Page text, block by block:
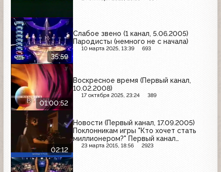
35:59
Слабое звено (1 канал, 5.06.2005)
Пародисты (немного не с начала)
10 марта 2025, 13:39 693
01:00:52
Воскресное время (Первый канал,
10.02.2008)
17 октября 2025, 23:24 389
02:12
Новости (Первый канал, 17.09.2005)
Поклонникам игры "Кто хочет стать
миллионером?" Первый канал
предоставляет новые возможности
23 марта 2015, 18:56 2923